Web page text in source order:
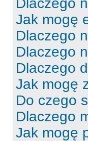
Dlaczego
Jak mogę
Dlaczego
Dlaczego
Dlaczego
Jak mogę
Do czego
Dlaczego
Jak mogę